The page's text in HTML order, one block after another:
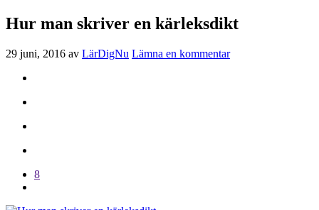
Hur man skriver en kärleksdikt
29 juni, 2016 av LärDigNu Lämna en kommentar
8